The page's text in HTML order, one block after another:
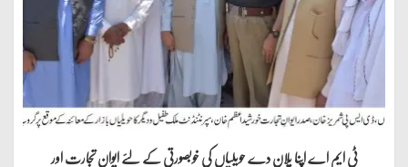
ٹی ایم اے اپنا پلان دے حویلیاں کی خوبصورتی کے لئے ایوان تجارت اور